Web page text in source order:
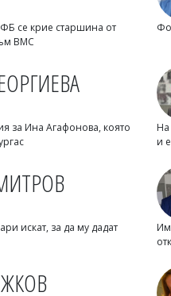
се крие старшина от
ВМС
за Ина Агафонова, която
На
и
искат, за да му дадат